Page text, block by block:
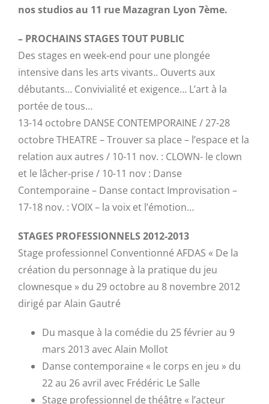
nos studios au 11 rue Mazagran Lyon 7ème.
– PROCHAINS STAGES TOUT PUBLIC
Des stages en week-end pour une plongée
intensive dans les arts vivants.. Ouverts aux
débutants… Convivialité et exigence… L’art à la
portée de tous…
13-14 octobre DANSE CONTEMPORAINE / 27-28
octobre THEATRE – Trouver sa place – l’espace et la
relation aux autres / 10-11 nov. : CLOWN- le clown
et le lâcher-prise / 10-11 nov : Danse
Contemporaine – Danse contact Improvisation –
17-18 nov. : VOIX – la voix et l’émotion…
STAGES PROFESSIONNELS 2012-2013
Stage professionnel Conventionné AFDAS « De la
création du personnage à la pratique du jeu
clownesque » du 29 octobre au 8 novembre 2012
dirigé par Alain Gautré
Du masque à la comédie du 25 février au 9
mars 2013 avec Alain Mollot
Danse contemporaine « le corps en jeu » du
22 au 26 avril avec Frédéric Le Salle
Stage professionnel de théâtre « l’acteur